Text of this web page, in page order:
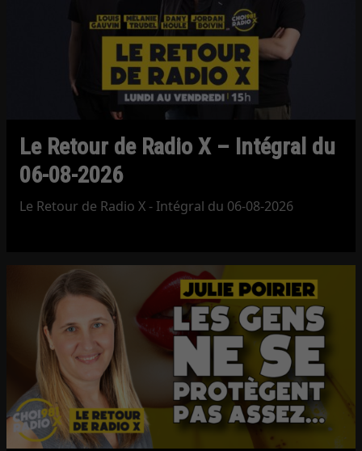
Le Retour de Radio X – Intégral du
06-08-2026
Le Retour de Radio X - Intégral du 06-08-2026